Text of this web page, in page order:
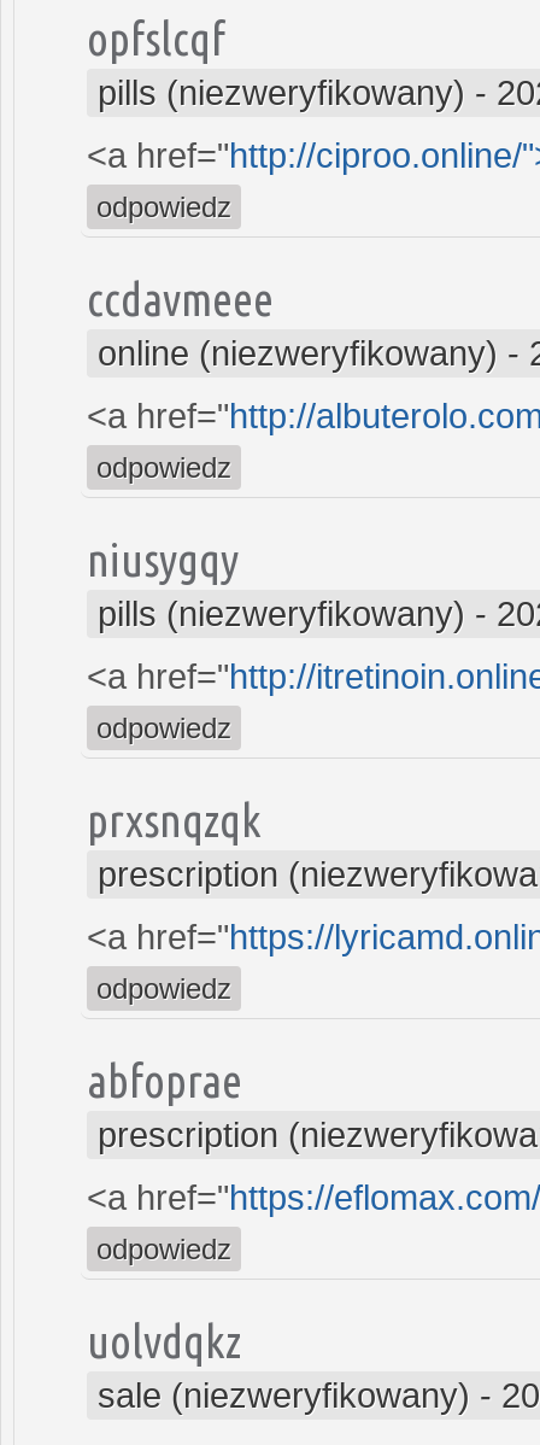
opfslcqf
pills (niezweryfikowany) -
<a href="http://ciproo.online/
odpowiedz
ccdavmeee
online (niezweryfikowany) -
<a href="http://
odpowiedz
niusygqy
pills (niezweryfikowany) -
<a href="http://
odpowiedz
prxsnqzqk
prescription
<a href="https://
odpowiedz
abfoprae
prescription
<a href="https://
odpowiedz
uolvdqkz
sale (niezweryfikowany) -